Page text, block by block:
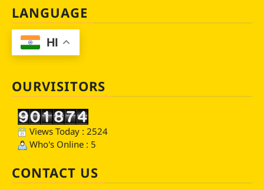
LANGUAGE
HI
OURVISITORS
Views Today : 2524
Who's Online : 5
CONTACT US